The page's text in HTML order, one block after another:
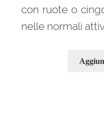
con ruote o
nelle normali